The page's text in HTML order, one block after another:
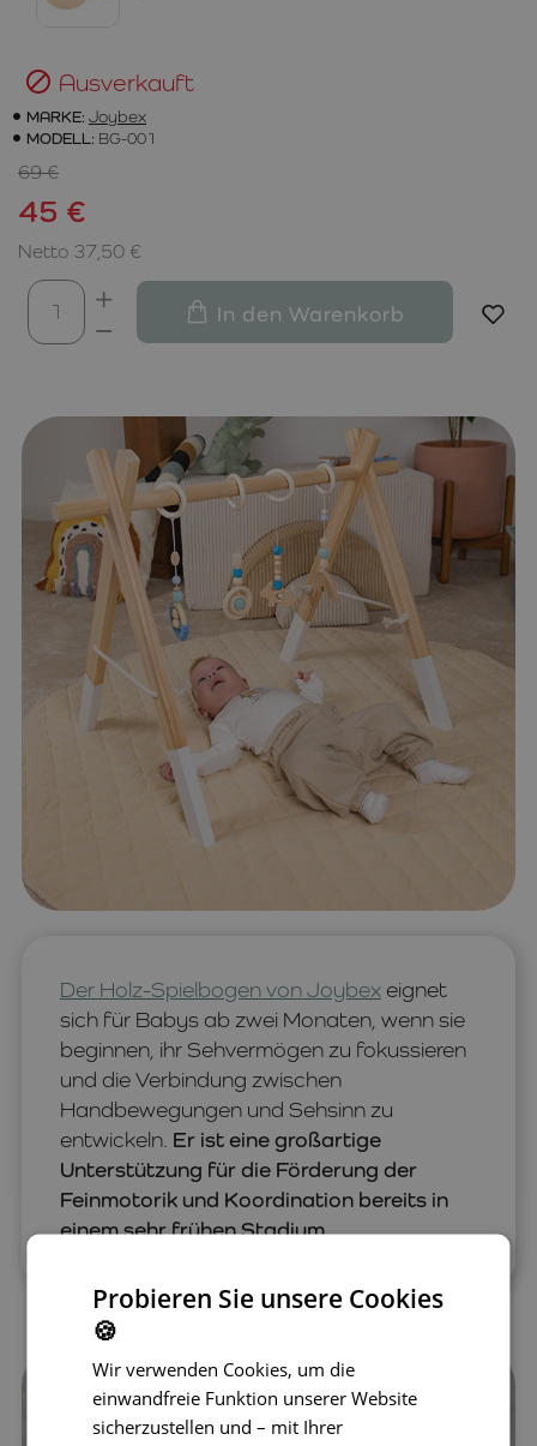
Ausverkauft
MARKE: Joybex
MODELL: BG-001
45 €
69 €
Netto 37,50 €
In den Warenkorb
Der Holz-Spielbogen von Joybex eignet
sich für Babys ab zwei Monaten, wenn sie
beginnen, ihr Sehvermögen zu fokussieren
und die Verbindung zwischen
Handbewegungen und Sehsinn zu
entwickeln. Er ist eine großartige
Unterstützung für die Förderung der
Feinmotorik und Koordination bereits in
einem sehr frühen Stadium.
Probieren Sie unsere Cookies
🍪
Wir verwenden Cookies, um die
einwandfreie Funktion unserer Website
sicherzustellen und – mit Ihrer